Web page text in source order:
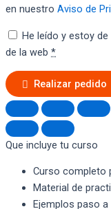
en nuestro Aviso de
He leído y estoy
de la web *
Realizar pedido
Que incluye tu curso
Curso completo
Material de
Ejemplos paso